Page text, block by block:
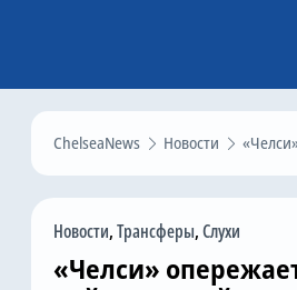
ChelseaNews Новости «Челси»
Новости,Трансферы,Слухи
«Челси»